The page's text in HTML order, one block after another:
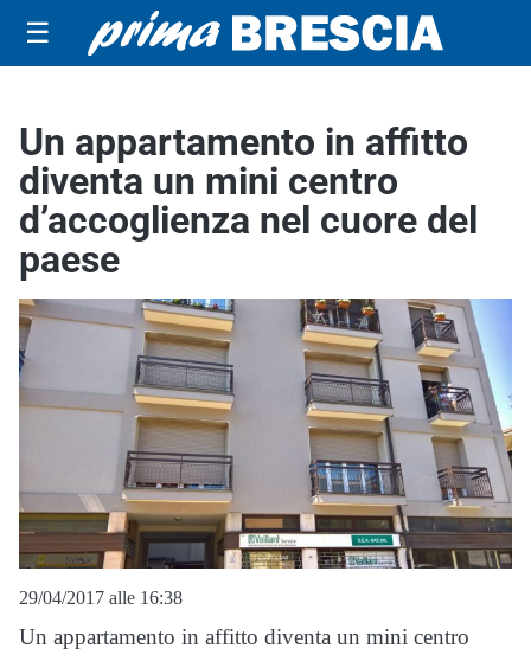
☰
Un appartamento in affitto
diventa un mini centro
d’accoglienza nel cuore del
paese
29/04/2017 alle 16:38
Un appartamento in affitto diventa un mini centro